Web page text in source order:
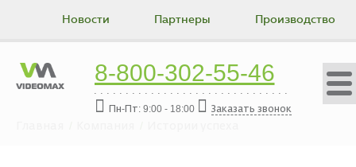
Новости Партнеры Производство
Контакты
8-800-302-55-46
Пн-Пт: 9:00 - 18:00 Заказать звонок